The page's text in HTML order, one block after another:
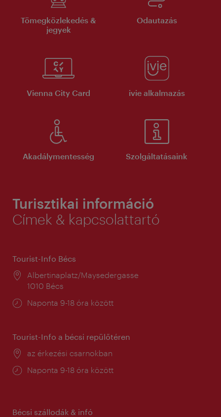
Tömegközlekedés &
jegyek
Odautazás
Vienna City Card ivie alkalmazás
Akadálymentesség Szolgáltatásaink
Turisztikai információ
Címek & kapcsolattartó
Tourist-Info Bécs
Helyszín:
Albertinaplatz/Maysedergasse
1010 Bécs
Nyitva
Naponta 9-18 óra között
Tourist-Info a bécsi repülőtéren
Helyszín:
az érkezési csarnokban
Nyitva
Naponta 9-18 óra között
Bécsi szállodák & infó